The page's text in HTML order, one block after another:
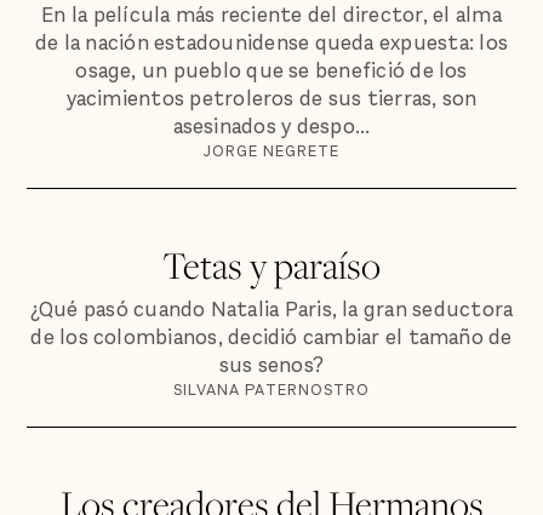
En la película más reciente del director, el alma
de la nación estadounidense queda expuesta: los
osage, un pueblo que se benefició de los
yacimientos petroleros de sus tierras, son
asesinados y despo...
JORGE NEGRETE
Tetas y paraíso
¿Qué pasó cuando Natalia Paris, la gran seductora
de los colombianos, decidió cambiar el tamaño de
sus senos?
SILVANA PATERNOSTRO
Los creadores del Hermanos